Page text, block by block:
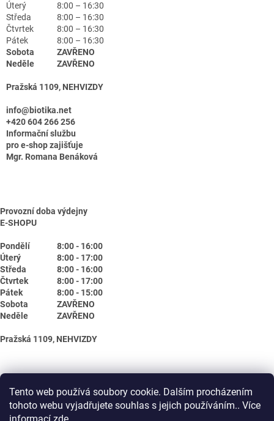
Tento web používá soubory cookie. Dalším procházením
tohoto webu vyjadřujete souhlas s jejich používáním.. Více
Úterý
8:00 – 16:30
Středa
8:00 – 16:30
Čtvrtek
8:00 – 16:30
Pátek
8:00 – 16:30
Sobota
ZAVŘENO
Neděle
ZAVŘENO
Pražská 1109, NEHVIZDY
info@biotika.net
+420 604 266 256
Informační službu
pro e-shop zajišťuje
Mgr. Romana Benáková
Provozní doba výdejny
E-SHOPU
Pondělí
8:00 - 16:00
Úterý
8:00 - 17:00
Středa
8:00 - 16:00
Čtvrtek
8:00 - 17:00
Pátek
8:00 - 15:00
Sobota
ZAVŘENO
Neděle
ZAVŘENO
Pražská 1109, NEHVIZDY